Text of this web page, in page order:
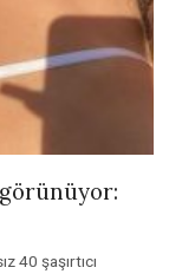
40 şaşırtıcı